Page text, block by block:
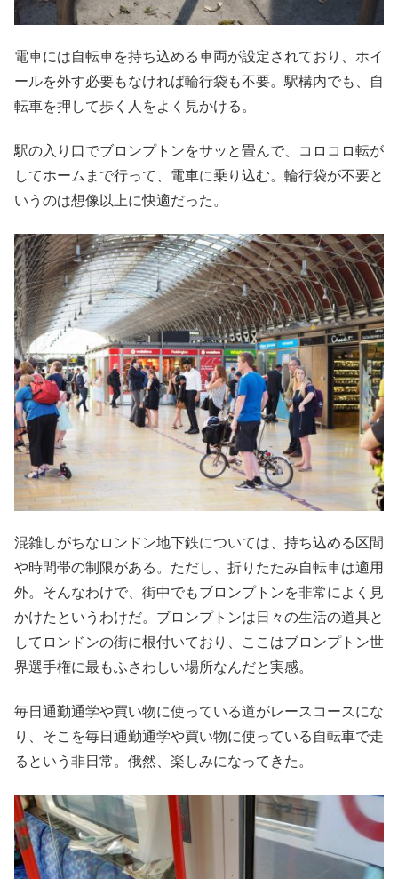
電車には自転車を持ち込める車両が設定されており、ホイ
ールを外す必要もなければ輪行袋も不要。駅構内でも、自
転車を押して歩く人をよく見かける。
駅の入り口でブロンプトンをサッと畳んで、コロコロ転が
してホームまで行って、電車に乗り込む。輪行袋が不要と
いうのは想像以上に快適だった。
混雑しがちなロンドン地下鉄については、持ち込める区間
や時間帯の制限がある。ただし、折りたたみ自転車は適用
外。そんなわけで、街中でもブロンプトンを非常によく見
かけたというわけだ。ブロンプトンは日々の生活の道具と
してロンドンの街に根付いており、ここはブロンプトン世
界選手権に最もふさわしい場所なんだと実感。
毎日通勤通学や買い物に使っている道がレースコースにな
り、そこを毎日通勤通学や買い物に使っている自転車で走
るという非日常。俄然、楽しみになってきた。